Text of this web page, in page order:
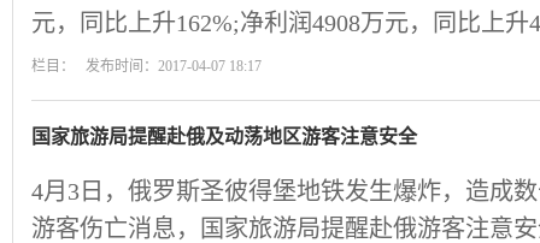
元，同比上升162%;净利润4908万元，同比上升
栏目： 发布时间：2017-04-07 18:17
国家旅游局提醒赴俄及动荡地区游客注意安全
4月3日，俄罗斯圣彼得堡地铁发生爆炸，造成
游客伤亡消息，国家旅游局提醒赴俄游客注意